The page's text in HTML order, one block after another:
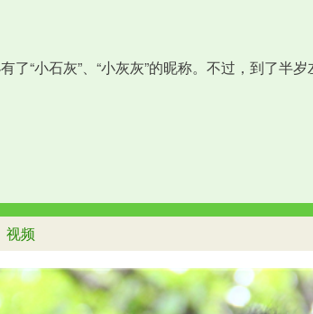
“小石灰”、“小灰灰”的昵称。不过，到了半岁
视频